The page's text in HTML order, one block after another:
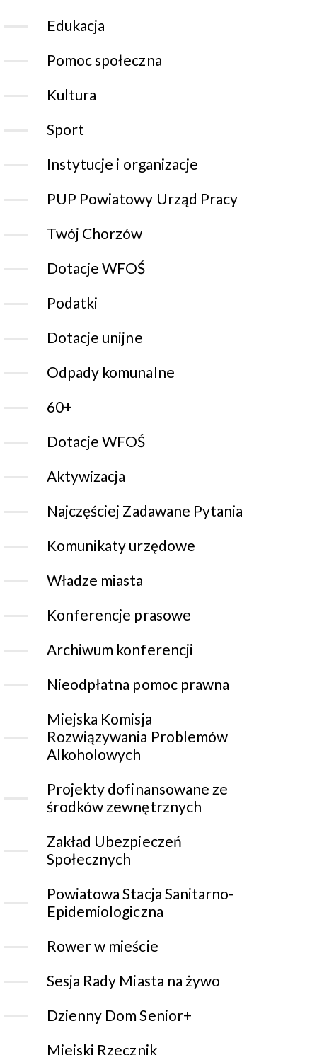
Edukacja
Pomoc społeczna
Kultura
Sport
Instytucje i organizacje
PUP Powiatowy Urząd Pracy
Twój Chorzów
Dotacje WFOŚ
Podatki
Dotacje unijne
Odpady komunalne
60+
Dotacje WFOŚ
Aktywizacja
Najczęściej Zadawane Pytania
Komunikaty urzędowe
Władze miasta
Konferencje prasowe
Archiwum konferencji
Nieodpłatna pomoc prawna
Miejska Komisja
Rozwiązywania Problemów
Alkoholowych
Projekty dofinansowane ze
środków zewnętrznych
Zakład Ubezpieczeń
Społecznych
Powiatowa Stacja Sanitarno-
Epidemiologiczna
Rower w mieście
Sesja Rady Miasta na żywo
Dzienny Dom Senior+
Miejski Rzecznik